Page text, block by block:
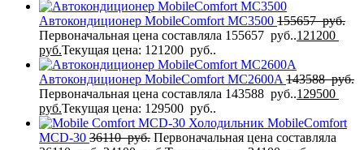
Автокондиционер MobileComfort MC3500 155657руб.
Первоначальная цена составляла 155657 руб..121200
руб.Текущая цена: 121200 руб..
Автокондиционер MobileComfort MC2600A 143588руб.
Первоначальная цена составляла 143588 руб..129500
руб.Текущая цена: 129500 руб..
Холодильник MobileComfort
MCD-30 36110руб. Первоначальная цена составляла